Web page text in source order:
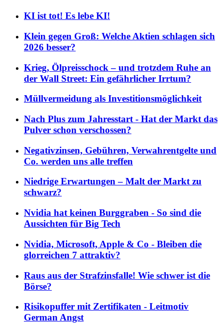
KI ist tot! Es lebe KI!
Klein gegen Groß: Welche Aktien schlagen sich
2026 besser?
Krieg, Ölpreisschock – und trotzdem Ruhe an
der Wall Street: Ein gefährlicher Irrtum?
Müllvermeidung als Investitionsmöglichkeit
Nach Plus zum Jahresstart - Hat der Markt das
Pulver schon verschossen?
Negativzinsen, Gebühren, Verwahrentgelte und
Co. werden uns alle treffen
Niedrige Erwartungen – Malt der Markt zu
schwarz?
Nvidia hat keinen Burggraben - So sind die
Aussichten für Big Tech
Nvidia, Microsoft, Apple & Co - Bleiben die
glorreichen 7 attraktiv?
Raus aus der Strafzinsfalle! Wie schwer ist die
Börse?
Risikopuffer mit Zertifikaten - Leitmotiv
German Angst